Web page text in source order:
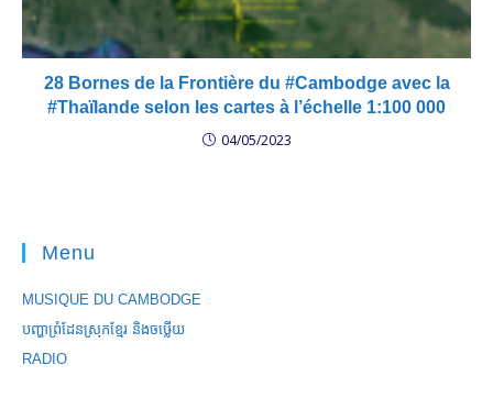
28 Bornes de la Frontière du #Cambodge avec la
#Thaïlande selon les cartes à l’échelle 1:100 000
04/05/2023
Menu
MUSIQUE DU CAMBODGE
បញ្ហាព្រំដែនស្រុកខ្មែរ និងចឞ្លើយ
RADIO